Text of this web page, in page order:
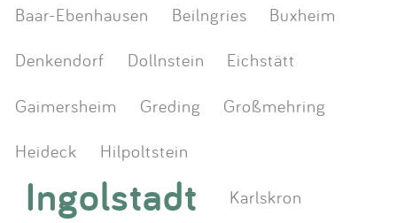
Baar-Ebenhausen Beilngries
Buxheim
Denkendorf
Dollnstein
Eichstätt
Gaimersheim
Greding
Großmehring
Heideck
Hilpoltstein
Ingolstadt
Karlskron